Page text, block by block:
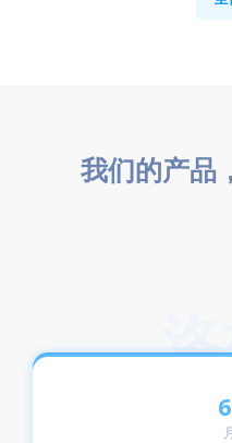
我们的产品